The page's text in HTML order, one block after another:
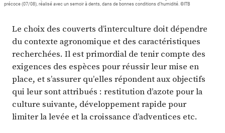
précoce (07/08), réalisé avec un semoir à dents, dans de bonnes conditions d’humidité. ©ITB
Le choix des couverts d’interculture doit dépendre
du contexte agronomique et des caractéristiques
recherchées. Il est primordial de tenir compte des
exigences des espèces pour réussir leur mise en
place, et s’assurer qu’elles répondent aux objectifs
qui leur sont attribués : restitution d’azote pour la
culture suivante, développement rapide pour
limiter la levée et la croissance d’adventices etc.